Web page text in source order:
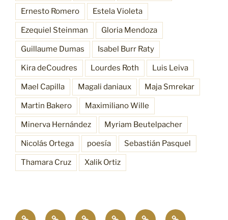
Ernesto Romero Estela Violeta
Ezequiel Steinman Gloria Mendoza
Guillaume Dumas Isabel Burr Raty
Kira deCoudres Lourdes Roth Luis Leiva
Mael Capilla Magali daniaux Maja Smrekar
Martin Bakero Maximiliano Wille
Minerva Hernández Myriam Beutelpacher
Nicolás Ortega poesía Sebastián Pasquel
Thamara Cruz Xalik Ortiz
Empatía¿QuiénesAntecedentesProcesosFuncionesResonancia